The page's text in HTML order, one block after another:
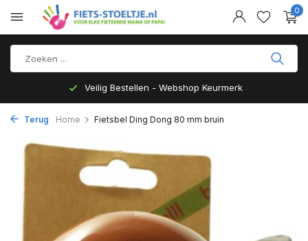
0
Veilig Bestellen - Webshop Keurmerk
Terug Home Fietsbel Ding Dong 80 mm bruin